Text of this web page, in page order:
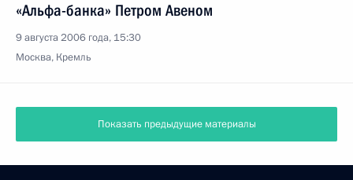
«Альфа-банка» Петром Авеном
9 августа 2006 года, 15:30
Москва, Кремль
Показать предыдущие материалы